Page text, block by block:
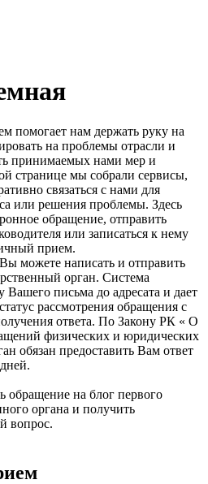
помогает нам держать руку на
на проблемы отрасли и
принимаемых нами мер и
странице мы собрали сервисы,
связаться с нами для
или решения проблемы. Здесь
обращение, отправить
или записаться к нему
прием.
можете написать и отправить
орган. Система
Вашего письма до адресата и дает
рассмотрения обращения с
ответа. По Закону РК « О
физических и юридических
обязан предоставить Вам ответ
обращение на блог первого
органа и получить
вопрос.